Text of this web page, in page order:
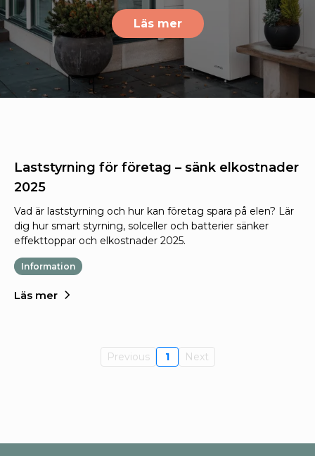
Läs mer
Laststyrning för företag – sänk elkostnader
2025
Vad är laststyrning och hur kan företag spara på elen? Lär
dig hur smart styrning, solceller och batterier sänker
effekttoppar och elkostnader 2025.
Information
Läs mer
Previous 1 Next